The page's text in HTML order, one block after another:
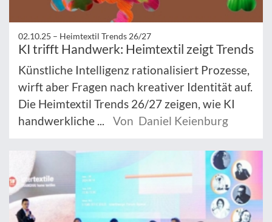
02.10.25 – Heimtextil Trends 26/27
KI trifft Handwerk: Heimtextil zeigt Trends
Künstliche Intelligenz rationalisiert Prozesse,
wirft aber Fragen nach kreativer Identität auf.
Die Heimtextil Trends 26/27 zeigen, wie KI
handwerkliche ...
Von Daniel Keienburg